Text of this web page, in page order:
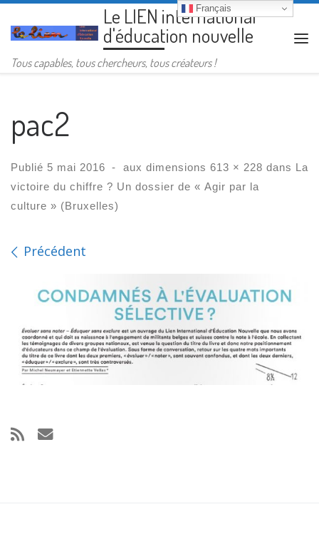
Passer au contenuLe LIEN international
d'éducation nouvelle
Tous capables, tous chercheurs, tous créateurs !
pac2
Publié 5 mai 2016 - aux dimensions 613 × 228 dans La
victoire du chiffre ? Un dossier de « Agir par la
culture » (Bruxelles)
Navigation des images
Précédent
Français